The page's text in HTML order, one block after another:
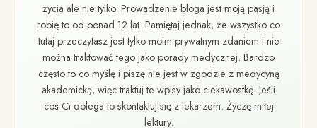
życia ale nie tylko. Prowadzenie bloga jest moją pasją i
robię to od ponad 12 lat. Pamiętaj jednak, że wszystko co
tutaj przeczytasz jest tylko moim prywatnym zdaniem i nie
można traktować tego jako porady medycznej. Bardzo
często to co myślę i piszę nie jest w zgodzie z medycyną
akademicką, więc traktuj te wpisy jako ciekawostkę. Jeśli
coś Ci dolega to skontaktuj się z lekarzem. Życzę miłej
lektury.